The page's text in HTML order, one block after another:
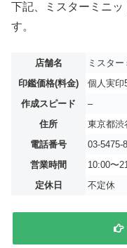
下記、ミスターミニ
す。
店舗名
ミスタ
印鑑価格(料金)
個人実印
作成スピード
–
住所
東京都渋
電話番号
03-5475-
営業時間
10:00〜
定休日
不定休